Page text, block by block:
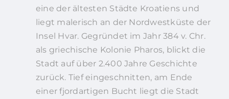
eine der ältesten Städte Kroatiens und
liegt malerisch an der Nordwestküste der
Insel Hvar. Gegründet im Jahr 384 v. Chr.
als griechische Kolonie Pharos, blickt die
Stadt auf über 2.400 Jahre Geschichte
zurück. Tief eingeschnitten, am Ende
einer fjordartigen Bucht liegt die Stadt